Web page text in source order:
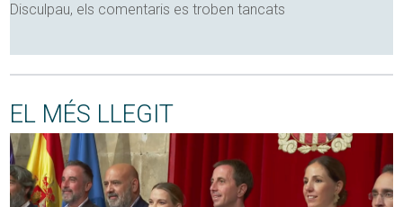
Disculpau, els comentaris es troben tancats
EL MÉS LLEGIT